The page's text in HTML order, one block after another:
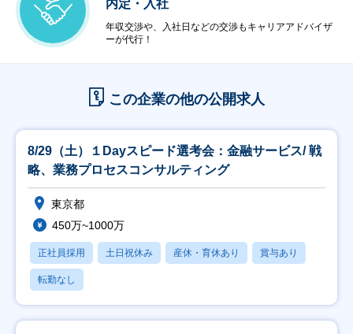
内定・入社
年収交渉や、入社日などの交渉もキャリアアドバイザ
ーが代行！
この企業の他の公開求人
8/29（土）１Dayスピード選考会：金融サービス/ 戦
略、業務プロセスコンサルティング
東京都
450万~1000万
正社員採用 土日祝休み 産休・育休あり 賞与あり
転勤なし